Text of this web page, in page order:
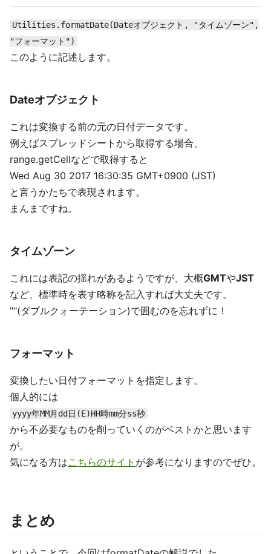
Utilities.formatDate(Dateオブジェクト, "タイムゾーン",
"フォーマット")
このように記述します。
Dateオブジェクト
これは変換する前の元の日付データです。
例えばスプレッドシートから取得する場合、
range.getCellなどで取得すると
Wed Aug 30 2017 16:30:35 GMT+0900 (JST)
と言うかたちで表現されます。
まんまですね。
タイムゾーン
これには表記の揺れがあるようですが、大概GMTやJST
など、標準時を表す略称を記入すれば大丈夫です。
""(ダブルクォーテーション)で囲むのを忘れずに！
フォーマット
変換したい日付フォーマットを指定します。
個人的には
yyyy年MM月dd日(E)HH時mm分ss秒
から不必要なものを削っていくのがベストかと思います
が。
気になる方はこちらのサイト が参考になりますのでぜひ。
まとめ